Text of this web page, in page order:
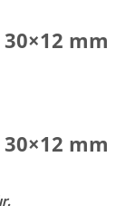
mm
mm